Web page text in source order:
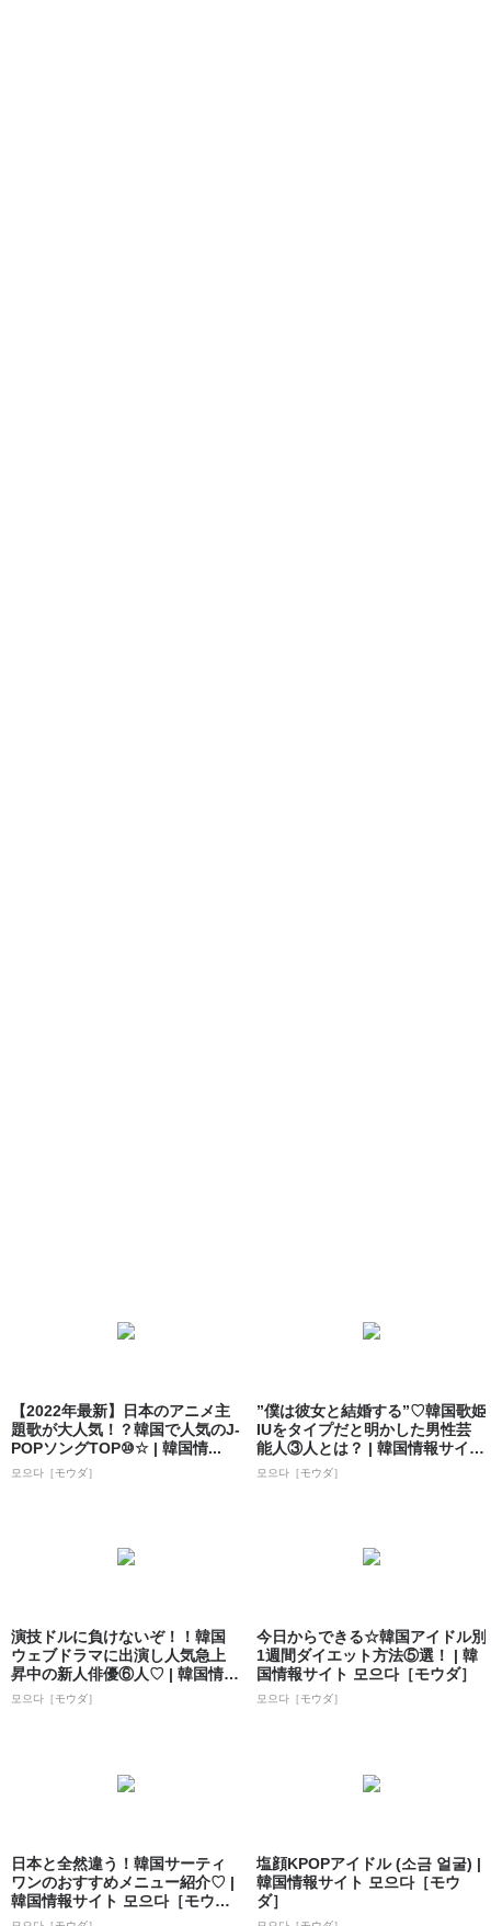
【2022年最新】日本のアニメ主
題歌が大人気！？韓国で人気のJ-
POPソングTOP⑩☆ | 韓国情...
모으다［モウダ］
”僕は彼女と結婚する”♡韓国歌姫
IUをタイプだと明かした男性芸
能人③人とは？ | 韓国情報サイト
...
모으다［モウダ］
演技ドルに負けないぞ！！韓国
ウェブドラマに出演し人気急上
昇中の新人俳優⑥人♡ | 韓国情報
サイト ...
모으다［モウダ］
今日からできる☆韓国アイドル別
1週間ダイエット方法⑤選！ | 韓
国情報サイト 모으다［モウダ］
모으다［モウダ］
日本と全然違う！韓国サーティ
ワンのおすすめメニュー紹介♡ |
韓国情報サイト 모으다［モウ
ダ］
塩顔KPOPアイドル (소금 얼굴) |
韓国情報サイト 모으다［モウ
ダ］